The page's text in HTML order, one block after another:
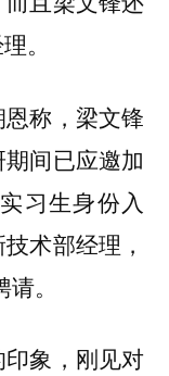
。
称，梁文锋
间已应邀加
习生身份入
术部经理，
。
象，刚见对